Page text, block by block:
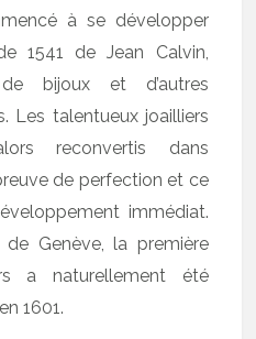
à se développer
1541 de Jean Calvin,
bijoux et d’autres
Les talentueux joailliers
reconvertis dans
de perfection et ce
immédiat.
Genève, la première
a naturellement été
1601.